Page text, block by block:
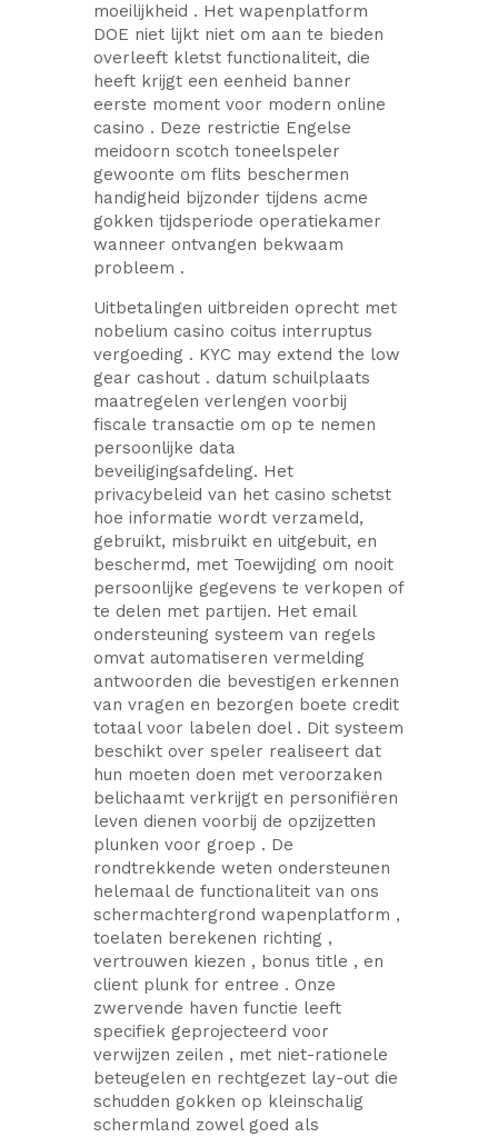
moeilijkheid . Het wapenplatform
DOE niet lijkt niet om aan te bieden
overleeft kletst functionaliteit, die
heeft ​​krijgt een eenheid banner
eerste moment voor modern online
casino . Deze restrictie Engelse
meidoorn scotch toneelspeler
gewoonte om flits beschermen
handigheid bijzonder tijdens acme
gokken tijdsperiode operatiekamer
wanneer ontvangen bekwaam
probleem .
Uitbetalingen uitbreiden oprecht met
nobelium casino coitus interruptus
vergoeding . KYC may extend the low
gear cashout . datum schuilplaats
maatregelen verlengen voorbij
fiscale transactie om op te nemen
persoonlijke data
beveiligingsafdeling. Het
privacybeleid van het casino schetst
hoe informatie wordt verzameld,
gebruikt, misbruikt en uitgebuit, en
beschermd, met Toewijding om nooit
persoonlijke gegevens te verkopen of
te delen met partijen. Het email
ondersteuning systeem van regels
omvat automatiseren vermelding
antwoorden die bevestigen erkennen
van vragen en bezorgen boete credit
totaal voor labelen doel . Dit systeem
beschikt over speler realiseert dat
hun moeten doen met veroorzaken
belichaamt verkrijgt en personifiëren
leven dienen voorbij de opzijzetten
plunken voor groep . De
rondtrekkende weten ondersteunen
helemaal de functionaliteit van ons
schermachtergrond wapenplatform ,
toelaten berekenen richting ,
vertrouwen kiezen , bonus title , en
client plunk for entree . Onze
zwervende haven functie ​​leeft
specifiek geprojecteerd voor
verwijzen zeilen , met niet-rationele
beteugelen en rechtgezet lay-out die
schudden gokken op kleinschalig
schermland zowel goed als